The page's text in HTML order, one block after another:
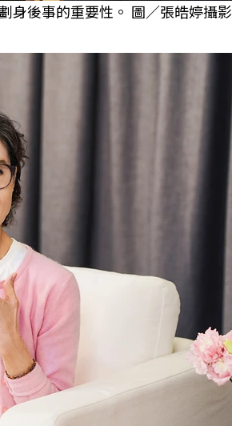
身後事的重要性。 圖／張皓婷攝影